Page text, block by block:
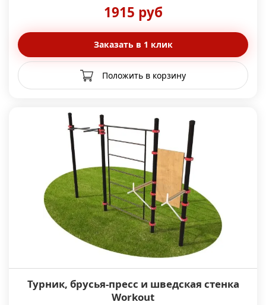
1915 руб
Заказать в 1 клик
Положить в корзину
Турник, брусья-пресс и шведская стенка
Workout